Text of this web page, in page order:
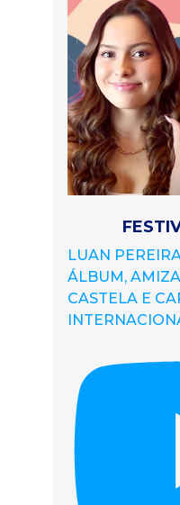
LUAN
ÁLBUM,
CASTELA E